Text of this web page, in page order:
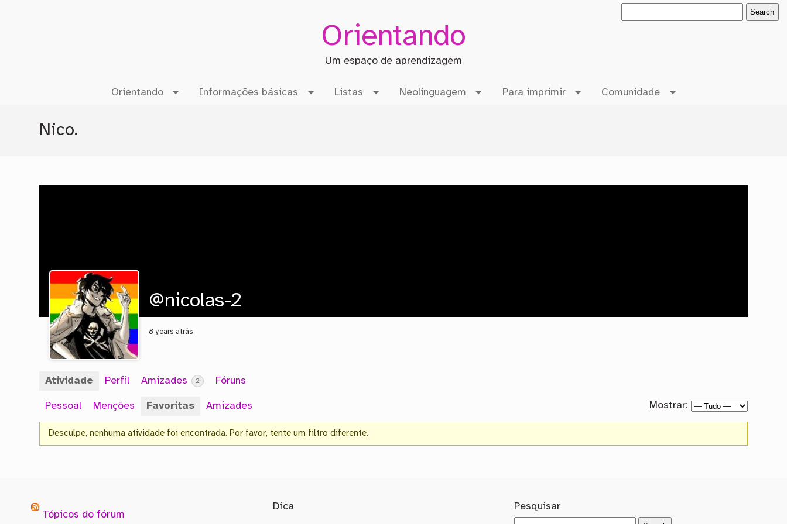
Orientando
Um espaço de aprendizagem
Orientando Informações básicas Listas Neolinguagem Para imprimir Comunidade
Nico.
@nicolas-2
8 years atrás
Atividade Perfil Amizades 2 Fóruns
Pessoal Menções Favoritas Amizades Mostrar:
Desculpe, nenhuma atividade foi encontrada. Por favor, tente um filtro diferente.
Tópicos do fórum
Dica Pesquisar